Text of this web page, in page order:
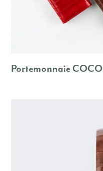
Portemonnaie COCO